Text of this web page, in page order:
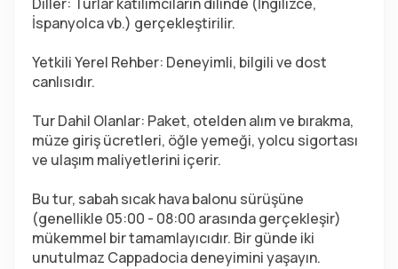
İspanyolca vb.) gerçekleştirilir.
Yetkili Yerel Rehber: Deneyimli, bilgili ve dost
canlısıdır.
Tur Dahil Olanlar: Paket, otelden alım ve bırakma,
müze giriş ücretleri, öğle yemeği, yolcu sigortası
ve ulaşım maliyetlerini içerir.
Bu tur, sabah sıcak hava balonu sürüşüne
(genellikle 05:00 - 08:00 arasında gerçekleşir)
mükemmel bir tamamlayıcıdır. Bir günde iki
unutulmaz Cappadocia deneyimini yaşayın.